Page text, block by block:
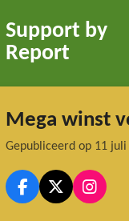
Support by
Report
Mega winst
Gepubliceerd op 11
F
a
X
I
n